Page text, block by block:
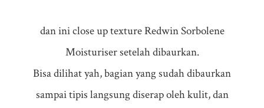
dan ini close up texture Redwin Sorbolene
Moisturiser setelah dibaurkan.
Bisa dilihat yah, bagian yang sudah dibaurkan
sampai tipis langsung diserap oleh kulit, dan